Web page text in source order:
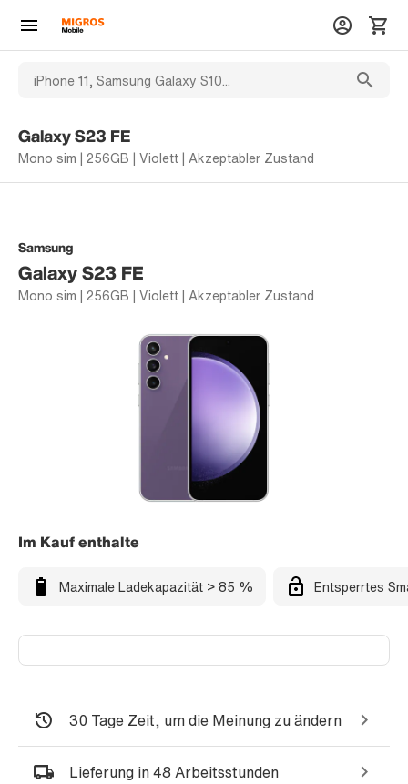
Galaxy S23 FE
Mono sim | 256GB | Violett | Akzeptabler Zustand
Samsung
Galaxy S23 FE
Mono sim | 256GB | Violett | Akzeptabler Zustand
Im Kauf enthalte
Maximale Ladekapazität > 85 % Entsperrtes
30 Tage Zeit, um die Meinung zu ändern
Lieferung in 48 Arbeitsstunden